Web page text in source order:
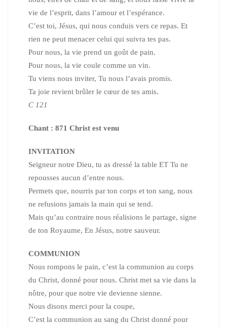
vie de l’esprit, dans l’amour et l’espérance.
C’est toi, Jésus, qui nous conduis vers ce repas. Et
rien ne peut menacer celui qui suivra tes pas.
Pour nous, la vie prend un goût de pain.
Pour nous, la vie coule comme un vin.
Tu viens nous inviter, Tu nous l’avais promis.
Ta joie revient brûler le cœur de tes amis.
C 121
Chant : 871 Christ est venu
INVITATION
Seigneur notre Dieu, tu as dressé la table ET Tu ne
repousses aucun d’entre nous.
Permets que, nourris par ton corps et ton sang, nous
ne refusions jamais la main qui se tend.
Mais qu’au contraire nous réalisions le partage, signe
de ton Royaume, En Jésus, notre sauveur.
COMMUNION
Nous rompons le pain, c’est la communion au corps
du Christ, donné pour nous. Christ met sa vie dans la
nôtre, pour que notre vie devienne sienne.
Nous disons merci pour la coupe,
C’est la communion au sang du Christ donné pour